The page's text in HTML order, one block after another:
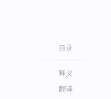
目录
释义
翻译